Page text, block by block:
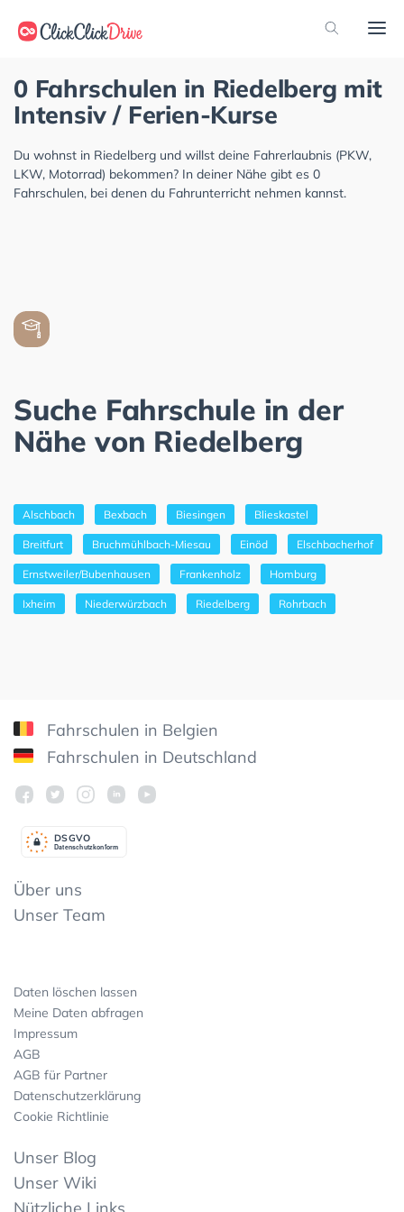
0 Fahrschulen in Riedelberg mit
Intensiv / Ferien-Kurse
Du wohnst in Riedelberg und willst deine Fahrerlaubnis (PKW,
LKW, Motorrad) bekommen? In deiner Nähe gibt es 0
Fahrschulen, bei denen du Fahrunterricht nehmen kannst.
Suche Fahrschule in der
Nähe von Riedelberg
Alschbach Bexbach Biesingen Blieskastel
Breitfurt Bruchmühlbach-Miesau Einöd Elschbacherhof
Ernstweiler/Bubenhausen Frankenholz Homburg
Ixheim Niederwürzbach Riedelberg Rohrbach
Fahrschulen in Belgien
Fahrschulen in Deutschland
Datenschutzkonform
DSGVO
Über uns
Unser Team
Daten löschen lassen
Meine Daten abfragen
Impressum
AGB
AGB für Partner
Datenschutzerklärung
Cookie Richtlinie
Unser Blog
Unser Wiki